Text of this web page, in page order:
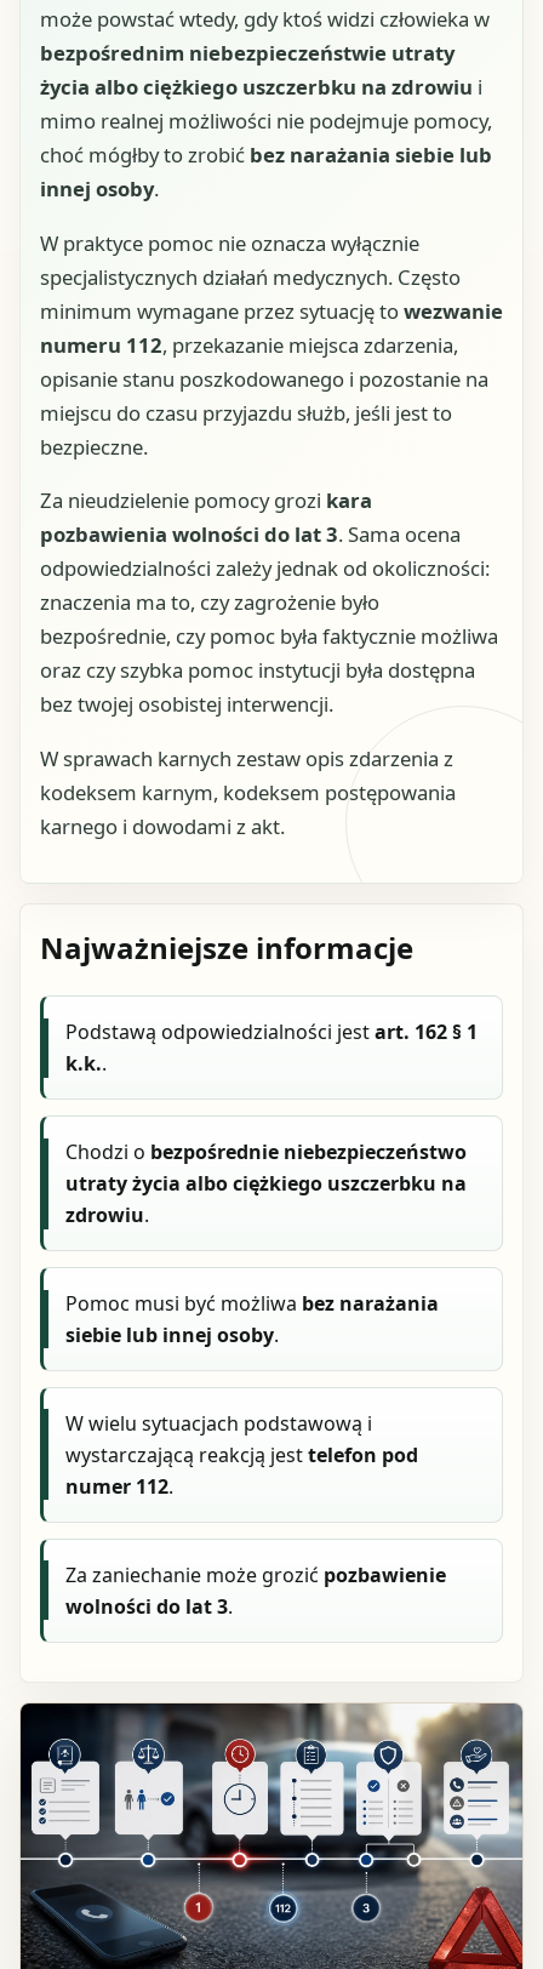
może powstać wtedy, gdy ktoś widzi człowieka w
bezpośrednim niebezpieczeństwie utraty
życia albo ciężkiego uszczerbku na zdrowiu i
mimo realnej możliwości nie podejmuje pomocy,
choć mógłby to zrobić bez narażania siebie lub
innej osoby.
W praktyce pomoc nie oznacza wyłącznie
specjalistycznych działań medycznych. Często
minimum wymagane przez sytuację towezwanie
numeru 112, przekazanie miejsca zdarzenia,
opisanie stanu poszkodowanego i pozostanie na
miejscu do czasu przyjazdu służb, jeśli jest to
bezpieczne.
Za nieudzielenie pomocy grozi kara
pozbawienia wolności do lat 3. Sama ocena
odpowiedzialności zależy jednak od okoliczności:
znaczenia ma to, czy zagrożenie było
bezpośrednie, czy pomoc była faktycznie możliwa
oraz czy szybka pomoc instytucji była dostępna
bez twojej osobistej interwencji.
W sprawach karnych zestaw opis zdarzenia z
kodeksem karnym, kodeksem postępowania
karnego i dowodami z akt.
Najważniejsze informacje
Podstawą odpowiedzialności jestart. 162 § 1
k.k..
Chodzi o bezpośrednie niebezpieczeństwo
utraty życia albo ciężkiego uszczerbku na
zdrowiu.
Pomoc musi być możliwa bez narażania
siebie lub innej osoby.
W wielu sytuacjach podstawową i
wystarczającą reakcją jesttelefon pod
numer 112.
Za zaniechanie może grozić pozbawienie
wolności do lat 3.